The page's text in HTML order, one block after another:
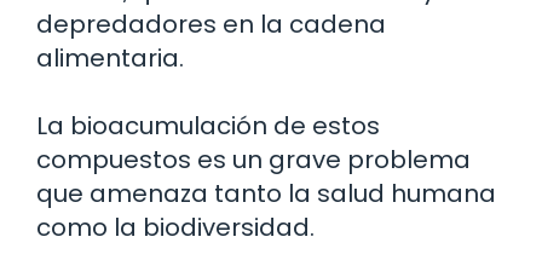
depredadores en la cadena
alimentaria.
La bioacumulación de estos
compuestos es un grave problema
que amenaza tanto la salud humana
como la biodiversidad.